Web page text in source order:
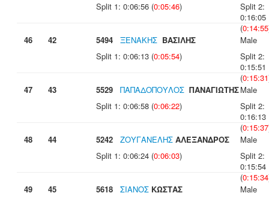
Split 1: 0:06:56 (0:05:46)
Split 2:
0:16:05
(0:14:55
46
42 5494 ΞΕΝΑΚΗΣ ΒΑΣΙΛΗΣ
Male
Split 1: 0:06:13 (0:05:54)
Split 2:
0:15:51
(0:15:31
47
43 5529 ΠΑΠΑΔΟΠΟΥΛΟΣ ΠΑΝΑΓΙΩΤΗΣMale
Split 1: 0:06:58 (0:06:22)
Split 2:
0:16:13
(0:15:37
48
44 5242 ΖΟΥΓΑΝΕΛΗΣ ΑΛΕΞΑΝΔΡΟΣ
Male
Split 1: 0:06:24 (0:06:03)
Split 2:
0:15:54
(0:15:34
49
45 5618 ΣΙΑΝΟΣ ΚΩΣΤΑΣ
Male